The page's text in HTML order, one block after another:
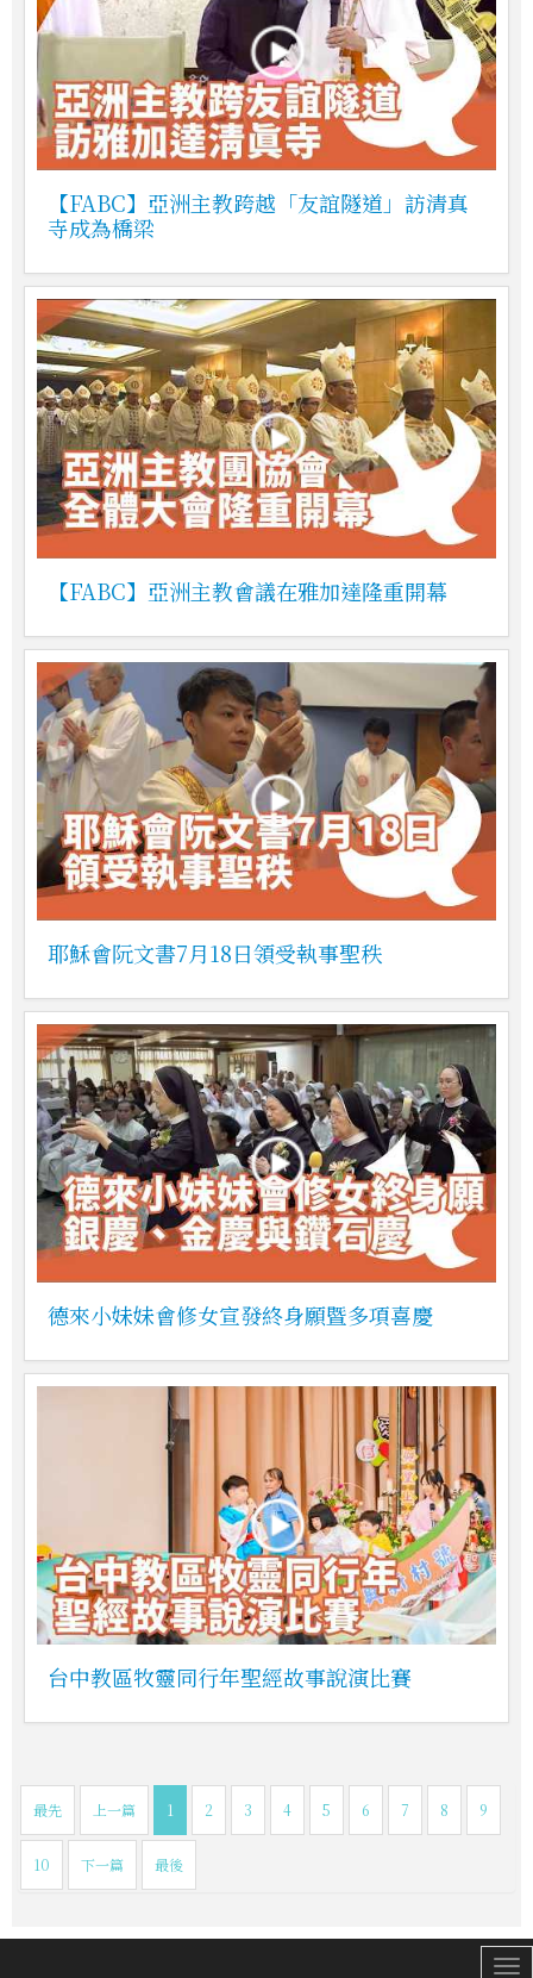
【FABC】亞洲主教跨越「友誼隧道」訪清真
寺成為橋梁
【FABC】亞洲主教會議在雅加達隆重開幕
耶穌會阮文書7月18日領受執事聖秩
德來小妹妹會修女宣發終身願暨多項喜慶
台中教區牧靈同行年聖經故事說演比賽
最先 上一篇 1 2 3 4 5 6 7 8 9
10 下一篇 最後